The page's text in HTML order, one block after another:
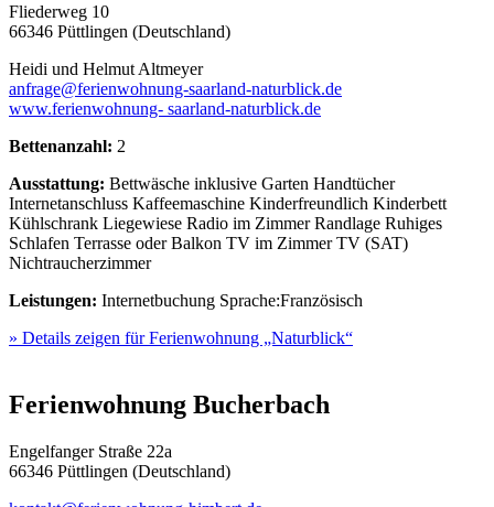
Fliederweg 10
66346 Püttlingen (Deutschland)
Heidi und Helmut Altmeyer
anfrage@ferienwohnung-saarland-naturblick.de
www.ferienwohnung- saarland-naturblick.de
Bettenanzahl: 2
Ausstattung: Bettwäsche inklusive Garten Handtücher
Internetanschluss Kaffeemaschine Kinderfreundlich Kinderbett
Kühlschrank Liegewiese Radio im Zimmer Randlage Ruhiges
Schlafen Terrasse oder Balkon TV im Zimmer TV (SAT)
Nichtraucherzimmer
Leistungen: Internetbuchung Sprache:Französisch
» Details zeigen für Ferienwohnung „Naturblick“
Ferienwohnung Bucherbach
Engelfanger Straße 22a
66346 Püttlingen (Deutschland)